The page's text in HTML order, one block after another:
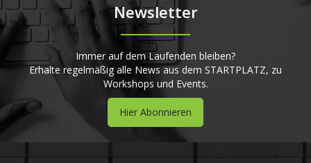
Newsletter
Immer auf dem Laufenden bleiben?
Erhalte regelmäßig alle News aus dem STARTPLATZ, zu
Workshops und Events.
Hier Abonnieren